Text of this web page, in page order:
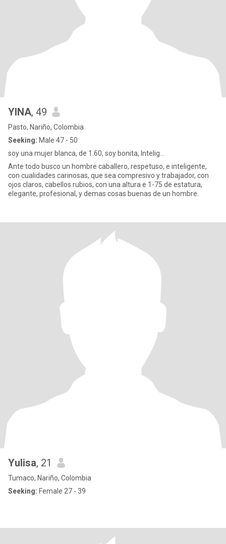
YINA, 49
Pasto, Nariño, Colombia
Seeking: Male 47 - 50
soy una mujer blanca, de 1.60, soy bonita, Intelig...
Ante todo busco un hombre caballero, respetuso, e inteligente,
con cualidades carinosas, que sea compresivo y trabajador, con
ojos claros, cabellos rubios, con una altura e 1-75 de estatura,
elegante, profesional, y demas cosas buenas de un hombre.
Yulisa, 21
Tumaco, Nariño, Colombia
Seeking: Female 27 - 39